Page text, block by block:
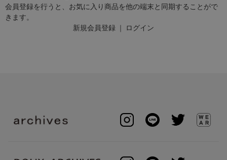
会員登録を行うと、お気に入り商品を他の端末と同期することがで
きます。
新規会員登録 ｜ ログイン